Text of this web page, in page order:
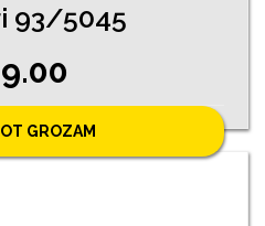
93/5045
GROZAM